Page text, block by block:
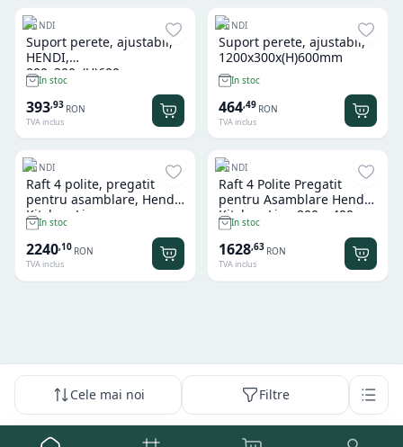
HENDI
Suport perete, ajustabil,
HENDI,
800x300x(H)600mm
In stoc
393,93 RON
TVA inclus
HENDI
Suport perete, ajustabil,
1200x300x(H)600mm
In stoc
464,49 RON
TVA inclus
HENDI
Raft 4 polite, pregatit
pentru asamblare, Hendi,
Kitchen Line,
1200x600x(H)1800mm.
In stoc
2240,10 RON
TVA inclus
HENDI
Raft 4 Polite Pregatit
pentru Asamblare Hendi
Kitchen Line 800 x 400 x
(H)1.800 mm
In stoc
1628,63 RON
TVA inclus
Cele mai noi Filtre